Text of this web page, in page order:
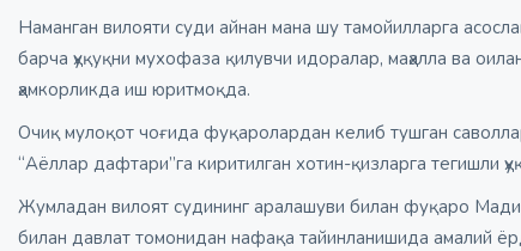
Наманган вилояти суди айнан мана шу тамойилларга
барча ҳуқуқни мухофаза қилувчи идоралар, маҳалла ва
ҳамкорликда иш юритмоқда.
Очиқ мулоқот чоғида фуқаролардан келиб тушган
“Аёллар дафтари”га киритилган хотин-қизларга тегишли
Жумладан вилоят судининг аралашуви билан фуқаро
билан давлат томонидан нафақа тайинланишида амалий